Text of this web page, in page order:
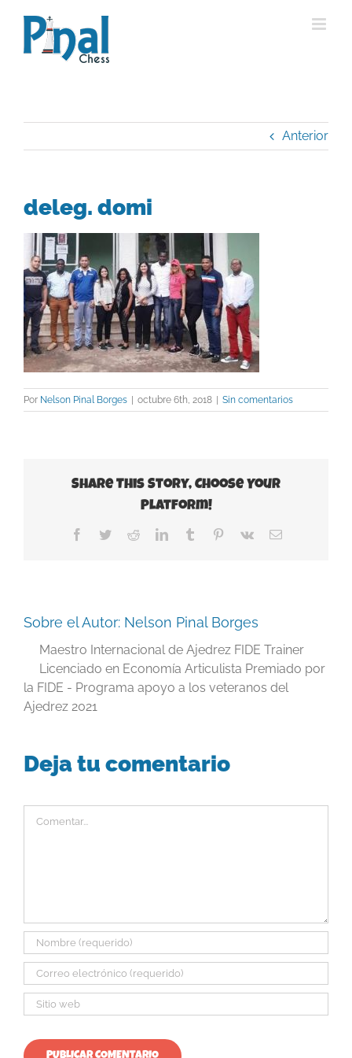
contenido
Anterior
deleg. domi
Por Nelson Pinal Borges | octubre 6th, 2018 | Sin comentarios
Share This Story, Choose Your
Platform!
Facebook
TwitterRedditLinkedInTumblr Pinterest
Vk
Correo
Sobre el Autor: Nelson Pinal Borges
Maestro Internacional de Ajedrez FIDE Trainer
Licenciado en Economía Articulista Premiado por
la FIDE - Programa apoyo a los veteranos del
Ajedrez 2021
Deja tu comentario